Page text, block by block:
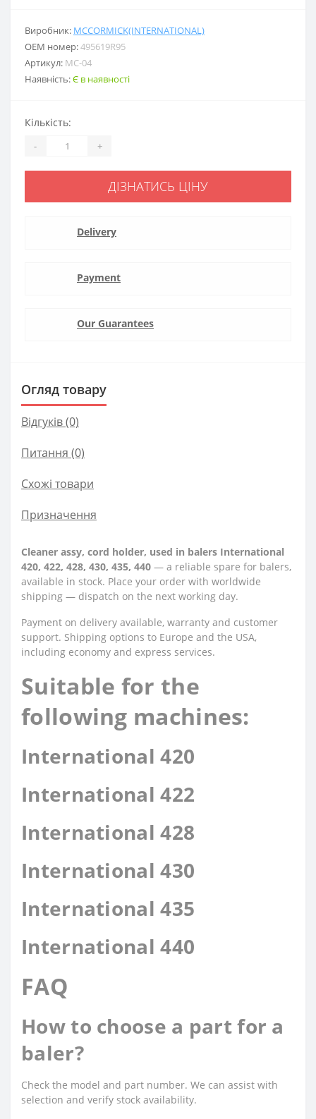
Виробник: MCCORMICK(INTERNATIONAL)
ОЕМ номер:495619R95
Артикул: MC-04
Наявність:Є в наявності
Кількість:
- +
ДІЗНАТИСЬ ЦІНУ
Delivery
Payment
Our Guarantees
Огляд товару
Відгуків (0)
Питання (0)
Схожі товари
Призначення
Cleaner assy, cord holder, used in balers International
420, 422, 428, 430, 435, 440 — a reliable spare for balers,
available in stock. Place your order with worldwide
shipping — dispatch on the next working day.
Payment on delivery available, warranty and customer
support. Shipping options to Europe and the USA,
including economy and express services.
Suitable for the
following machines:
International 420
International 422
International 428
International 430
International 435
International 440
FAQ
How to choose a part for a
baler?
Check the model and part number. We can assist with
selection and verify stock availability.